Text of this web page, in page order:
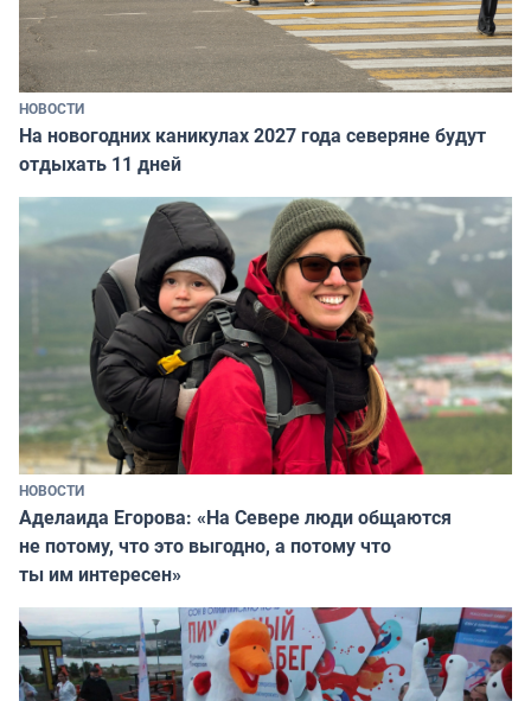
НОВОСТИ
На новогодних каникулах 2027 года северяне будут
отдыхать 11 дней
НОВОСТИ
Аделаида Егорова: «На Севере люди общаются
не потому, что это выгодно, а потому что
ты им интересен»